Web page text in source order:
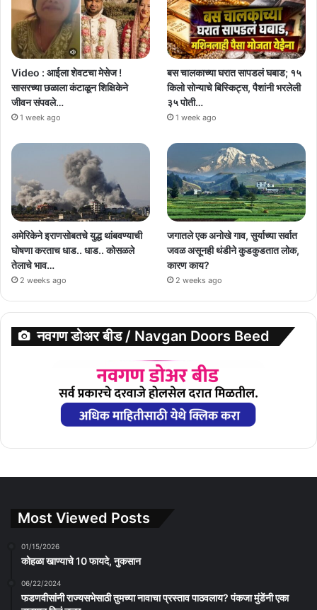
Video : आईला शेवटचा मेसेज !
सासरच्या छळाला कंटाळून शिक्षिकेने
जीवन संपवले…
1 week ago
बस चालकाच्या घरात सापडलं घबाड; १५
किलो सोन्याचे बिस्किट्स, पैशांनी भरलेली
३५ पोती…
1 week ago
अमेरिकेने इराणसोबतचे युद्ध थांबवण्याची
घोषणा करताच धाड.. धाड.. कोसळले
तेलाचे भाव…
2 weeks ago
जगातले एक अनोखे गाव, सुर्याच्या सर्वात
जवळ असूनही थंडीने कुडकुडतात लोक,
कारण काय?
2 weeks ago
नवगण डोअर बीड / Navgan Doors Beed
Most Viewed Posts
01/15/2026
कोहळा खाण्याचे 10 फायदे, नुकसान
06/22/2024
फडणवीसांनी राज्यसभेसाठी तुमच्या नावाचा प्रस्ताव पाठवलाय? पंकजा मुंडेंनी एका